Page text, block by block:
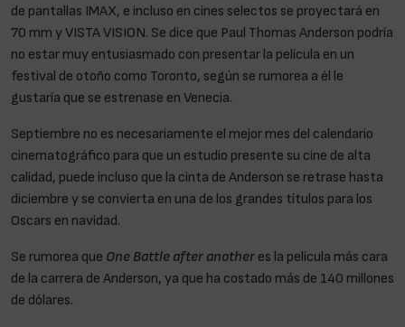
de pantallas IMAX, e incluso en cines selectos se proyectará en
70 mm y VISTA VISION. Se dice que Paul Thomas Anderson podría
no estar muy entusiasmado con presentar la película en un
festival de otoño como Toronto, según se rumorea a él le
gustaría que se estrenase en Venecia.
Septiembre no es necesariamente el mejor mes del calendario
cinematográfico para que un estudio presente su cine de alta
calidad, puede incluso que la cinta de Anderson se retrase hasta
diciembre y se convierta en una de los grandes títulos para los
Oscars en navidad.
Se rumorea que One Battle after another es la película más cara
de la carrera de Anderson, ya que ha costado más de 140 millones
de dólares.